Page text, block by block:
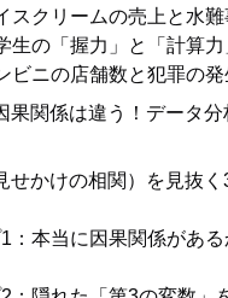
スクリームの売上と水
生の「握力」と「計算力
ビニの店舗数と犯罪の発
果関係は違う！データ分
せかけの相関）を見抜く
：本当に因果関係がある